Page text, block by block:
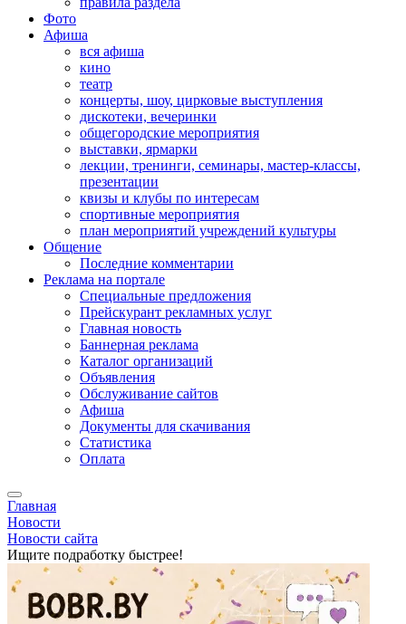
Фото
Афиша
вся афиша
кино
театр
концерты, шоу, цирковые выступления
дискотеки, вечеринки
общегородские мероприятия
выставки, ярмарки
лекции, тренинги, семинары, мастер-классы,
презентации
квизы и клубы по интересам
спортивные мероприятия
план мероприятий учреждений культуры
Общение
Последние комментарии
Реклама на портале
Специальные предложения
Прейскурант рекламных услуг
Главная новость
Баннерная реклама
Каталог организаций
Объявления
Обслуживание сайтов
Афиша
Документы для скачивания
Статистика
Оплата
Главная
Новости
Новости сайта
Ищите подработку быстрее!